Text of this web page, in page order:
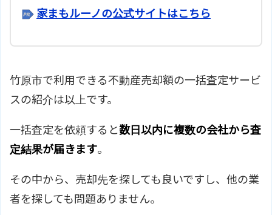
家まもルーノの公式サイトはこちら
竹原市で利用できる不動産売却額の一括査定サービ
スの紹介は以上です。
一括査定を依頼すると数日以内に複数の会社から査
定結果が届きます。
その中から、売却先を探しても良いですし、他の業
者を探しても問題ありません。